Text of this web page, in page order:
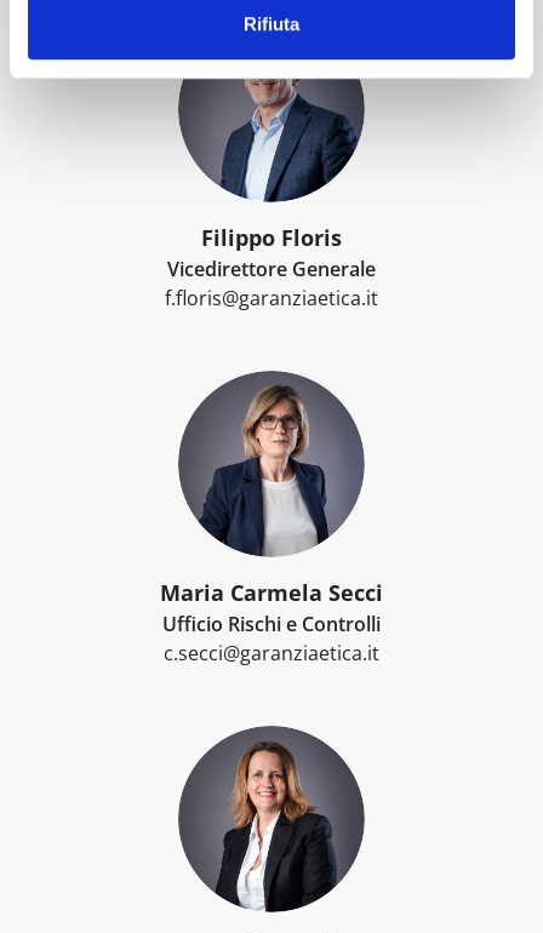
Rifiuta
Filippo Floris
Vicedirettore Generale
f.floris@garanziaetica.it
Maria Carmela Secci
Ufficio Rischi e Controlli
c.secci@garanziaetica.it